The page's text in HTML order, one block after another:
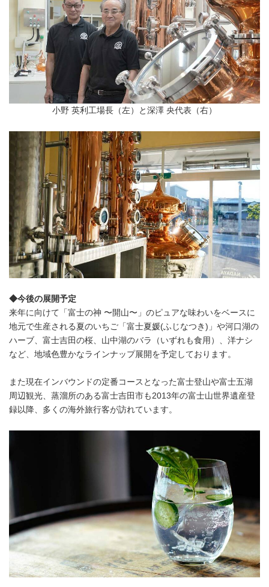
小野 英利工場長（左）と深澤 央代表（右）
◆今後の展開予定
来年に向けて「富士の神 〜開山〜」のピュアな味わいをベースに
地元で生産される夏のいちご「富士夏媛(ふじなつき)」や河口湖の
ハーブ、富士吉田の桜、山中湖のバラ（いずれも食用）、洋ナシ
など、地域色豊かなラインナップ展開を予定しております。
また現在インバウンドの定番コースとなった富士登山や富士五湖
周辺観光、蒸溜所のある富士吉田市も2013年の富士山世界遺産登
録以降、多くの海外旅行客が訪れています。